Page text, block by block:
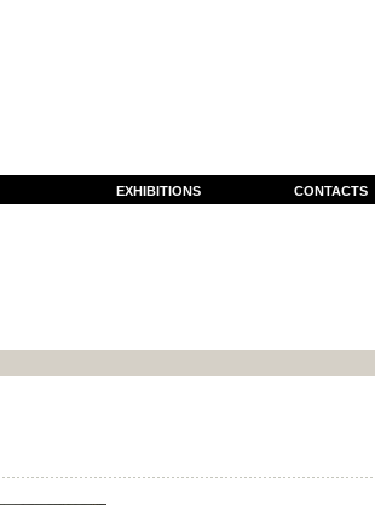
EXHIBITIONS CONTACTS